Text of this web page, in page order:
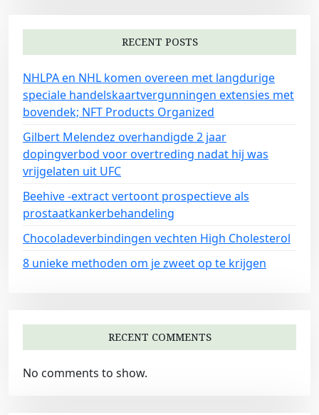
g
a
t
i
o
n
RECENT POSTS
NHLPA en NHL komen overeen met langdurige
speciale handelskaartvergunningen extensies met
bovendek; NFT Products Organized
Gilbert Melendez overhandigde 2 jaar
dopingverbod voor overtreding nadat hij was
vrijgelaten uit UFC
Beehive -extract vertoont prospectieve als
prostaatkankerbehandeling
Chocoladeverbindingen vechten High Cholesterol
8 unieke methoden om je zweet op te krijgen
RECENT COMMENTS
No comments to show.